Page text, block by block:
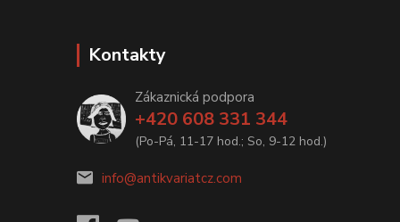
Kontakty
Zákaznická podpora
+420 608 331 344
(Po-Pá, 11-17 hod.; So, 9-12 hod.)
info@antikvariatcz.com